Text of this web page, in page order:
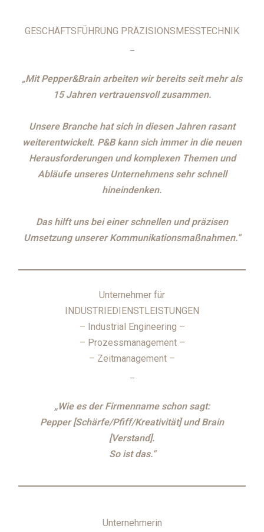
GESCHÄFTSFÜHRUNG PRÄZISIONSMESSTECHNIK
„Mit Pepper&Brain arbeiten wir bereits seit mehr als
15 Jahren vertrauensvoll zusammen.
Unsere Branche hat sich in diesen Jahren rasant
weiterentwickelt. P&B kann sich immer in die neuen
Herausforderungen und komplexen Themen und
Abläufe unseres Unternehmens sehr schnell
hineindenken.
Das hilft uns bei einer schnellen und präzisen
Umsetzung unserer Kommunikationsmaßnahmen.“
Unternehmer für
INDUSTRIEDIENSTLEISTUNGEN
– Industrial Engineering –
– Prozessmanagement –
– Zeitmanagement –
„Wie es der Firmenname schon sagt:
Pepper [Schärfe/Pfiff/Kreativität] und Brain
[Verstand].
So ist das.“
Unternehmerin